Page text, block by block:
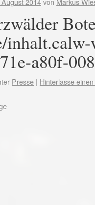
a80f-
Presse | Hinterlasse